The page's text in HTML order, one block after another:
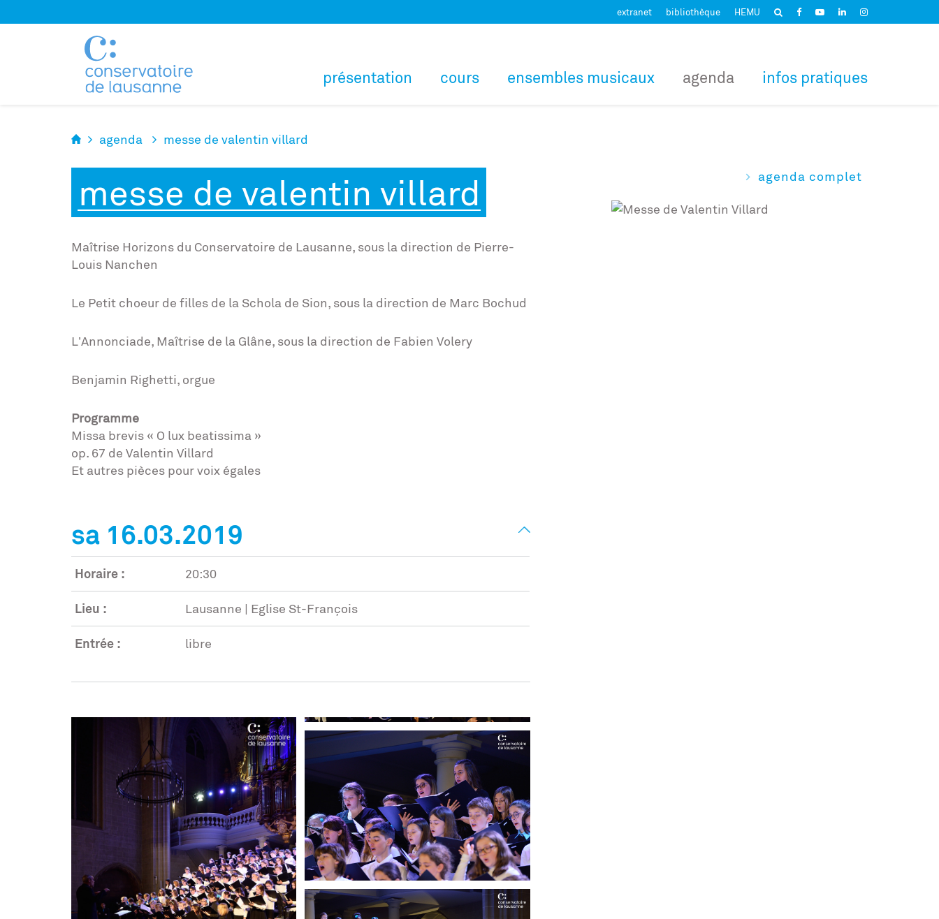
extranet bibliothèque HEMU
présentation cours ensembles musicaux agenda infos pratiques
agenda messe de valentin villard
messe de valentin villard
Maîtrise Horizons du Conservatoire de Lausanne, sous la direction de Pierre-
Louis Nanchen
Le Petit choeur de filles de la Schola de Sion, sous la direction de Marc Bochud
L’Annonciade, Maîtrise de la Glâne, sous la direction de Fabien Volery
Benjamin Righetti, orgue
Programme
Missa brevis « O lux beatissima »
op. 67 de Valentin Villard
Et autres pièces pour voix égales
sa 16.03.2019
Horaire : 20:30
Lieu : Lausanne | Eglise St-François
Entrée : libre
agenda complet